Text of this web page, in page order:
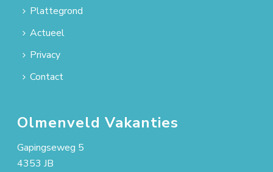
Plattegrond
Actueel
Privacy
Contact
Olmenveld Vakanties
Gapingseweg 5
4353 JB